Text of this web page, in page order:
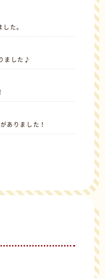
た。
ました♪
ありました！